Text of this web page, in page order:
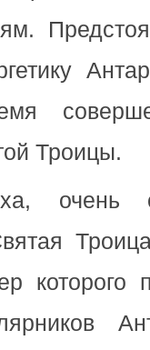
Троицы.
очень
которого